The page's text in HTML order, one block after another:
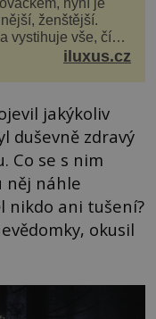
nyní je
ženštější.
vystihuje vše, čím
i před sto dvacet...
iluxus.cz
jakýkoliv
duševně zdravý
Co se s nim
něj náhle
nikdo ani tušení?
okusil